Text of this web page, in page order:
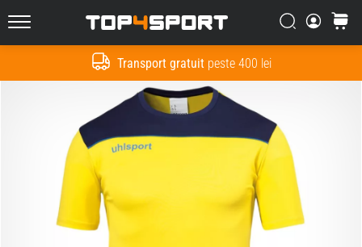
Transport gratuitpeste 400 lei
Top4Sport.ro Căutare
Cos